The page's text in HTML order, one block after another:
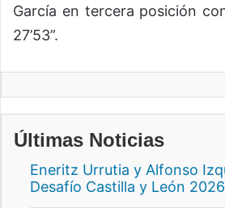
García en tercera posición
27’53”.
Últimas Noticias
Eneritz Urrutia y Alfonso
Desafío Castilla y León 2026